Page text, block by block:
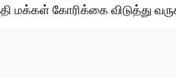
மக்கள் கோரிக்கை விடுத்து